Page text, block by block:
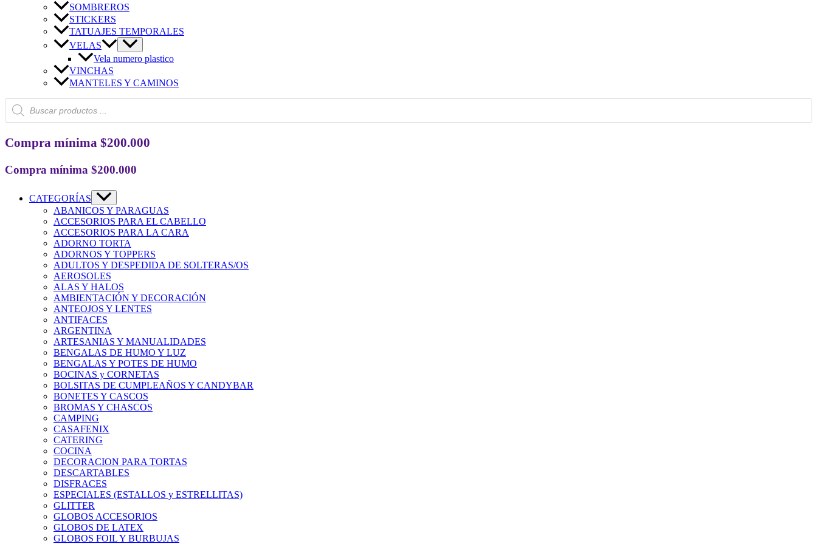
SOMBREROS
STICKERS
TATUAJES TEMPORALES
VELAS
Vela numero plastico
VINCHAS
MANTELES Y CAMINOS
Búsqueda
de
productos
Compra mínima $200.000
Compra mínima $200.000
CATEGORÍAS
ABANICOS Y PARAGUAS
ACCESORIOS PARA EL CABELLO
ACCESORIOS PARA LA CARA
ADORNO TORTA
ADORNOS Y TOPPERS
ADULTOS Y DESPEDIDA DE SOLTERAS/OS
AEROSOLES
ALAS Y HALOS
AMBIENTACIÓN Y DECORACIÓN
ANTEOJOS Y LENTES
ANTIFACES
ARGENTINA
ARTESANIAS Y MANUALIDADES
BENGALAS DE HUMO Y LUZ
BENGALAS Y POTES DE HUMO
BOCINAS y CORNETAS
BOLSITAS DE CUMPLEAÑOS Y CANDYBAR
BONETES Y CASCOS
BROMAS Y CHASCOS
CAMPING
CASAFENIX
CATERING
COCINA
DECORACION PARA TORTAS
DESCARTABLES
DISFRACES
ESPECIALES (ESTALLOS y ESTRELLITAS)
GLITTER
GLOBOS ACCESORIOS
GLOBOS DE LATEX
GLOBOS FOIL Y BURBUJAS